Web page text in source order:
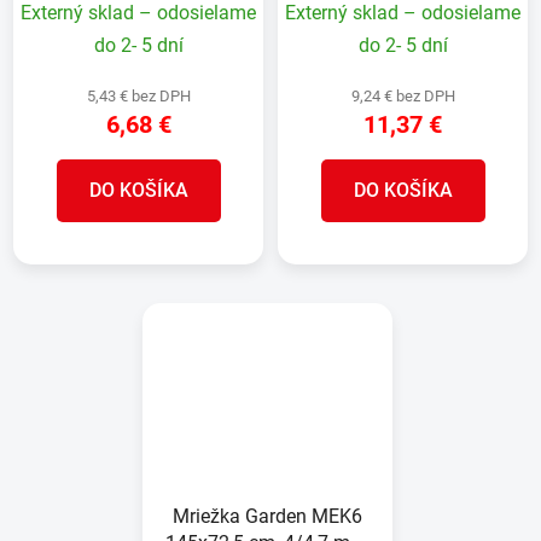
záhradnícka
Externý sklad – odosielame
do 2- 5 dní
5,43 € bez DPH
6,68 €
DO KOŠÍKA
záhradnícka
Externý sklad – odosielame
do 2- 5 dní
9,24 € bez DPH
11,37 €
DO KOŠÍKA
Mriežka Garden MEK6